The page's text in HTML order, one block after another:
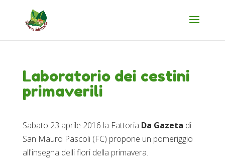
Laboratorio dei cestini
primaverili
Sabato 23 aprile 2016 la Fattoria Da Gazeta di
San Mauro Pascoli (FC) propone un pomeriggio
all'insegna delli fiori della primavera.